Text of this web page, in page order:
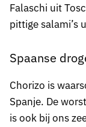
Falaschi uit
pittige salami’s
Spaanse
Chorizo is
Spanje. De
is ook bij ons